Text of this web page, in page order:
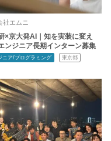
社エムニ
×京大発AI｜知を実装に変え
ンジニア長期インターン募集
ニア/プログラミング 東京都